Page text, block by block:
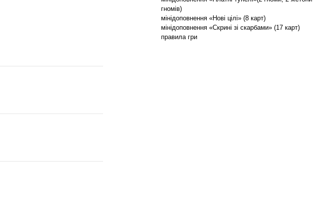
гномів)
мінідоповнення «Нові цілі» (8 карт)
мінідоповнення «Скрині зі скарбами» (17 карт)
правила гри